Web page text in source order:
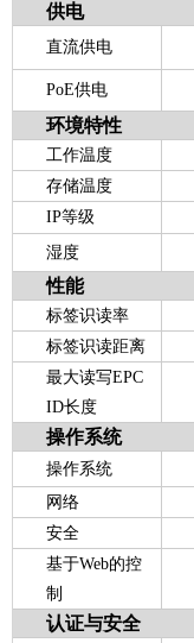
供电
直流供电
PoE供电
环境特性
工作温度
存储温度
IP等级
湿度
性能
标签识读率
标签识读距离
最大读写EPC
ID长度
操作系统
操作系统
网络
安全
基于Web的控
制
认证与安全